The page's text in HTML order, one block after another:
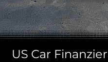
US Car